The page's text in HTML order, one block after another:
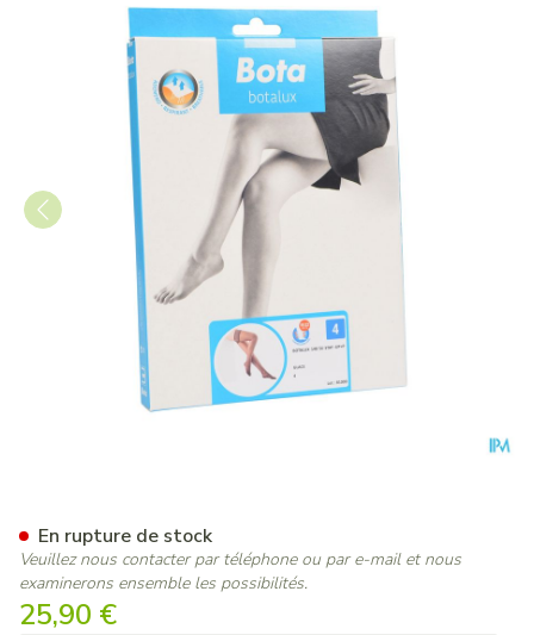
25,90 €
En rupture de stock
Veuillez nous contacter par téléphone ou par e-mail et nous
examinerons ensemble les possibilités.